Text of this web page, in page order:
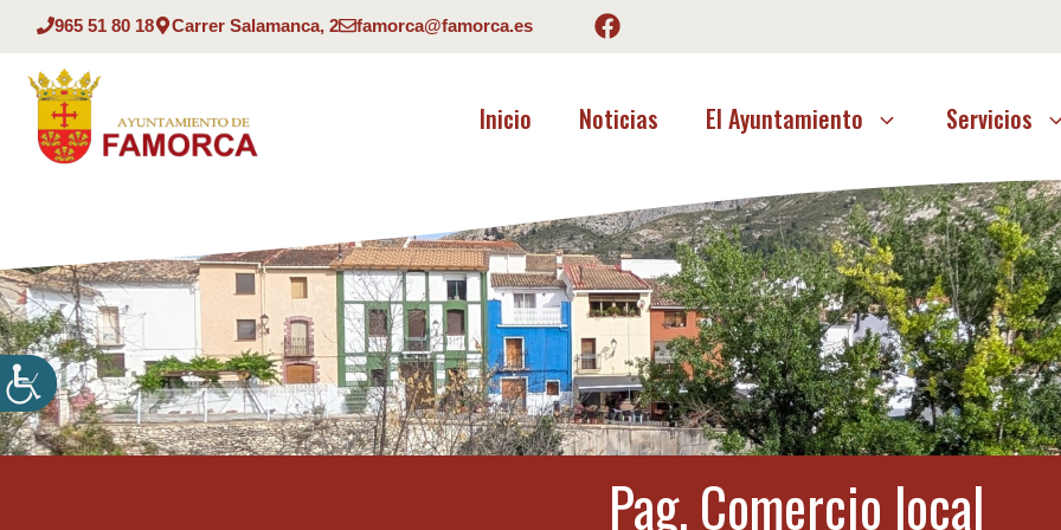
Saltar
contenido
965 51 80 18 Carrer Salamanca, 2 famorca@famorca.es
Inicio Noticias El Ayuntamiento Servicios
Pag. Comercio local